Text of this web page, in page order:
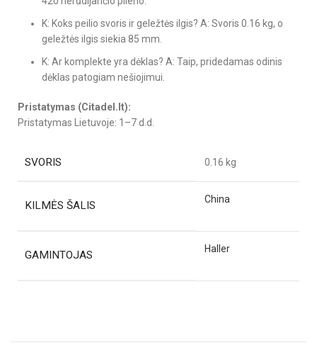
K: Koks peilio svoris ir geležtės ilgis? A: Svoris 0.16 kg, o
geležtės ilgis siekia 85 mm.
K: Ar komplekte yra dėklas? A: Taip, pridedamas odinis
dėklas patogiam nešiojimui.
Pristatymas (Citadel.lt):
Pristatymas Lietuvoje: 1–7 d.d.
SVORIS 0.16 kg
KILMĖS ŠALIS China
GAMINTOJAS Haller